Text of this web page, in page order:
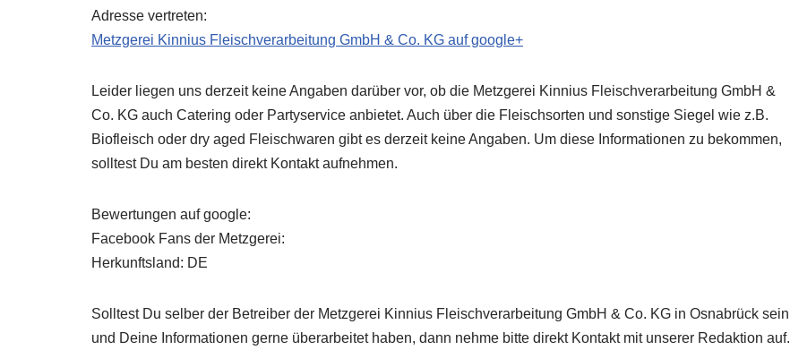
Adresse vertreten:
Metzgerei Kinnius Fleischverarbeitung GmbH & Co. KG auf google+
Leider liegen uns derzeit keine Angaben darüber vor, ob die Metzgerei Kinnius Fleischverarbeitung GmbH &
Co. KG auch Catering oder Partyservice anbietet. Auch über die Fleischsorten und sonstige Siegel wie z.B.
Biofleisch oder dry aged Fleischwaren gibt es derzeit keine Angaben. Um diese Informationen zu bekommen,
solltest Du am besten direkt Kontakt aufnehmen.
Bewertungen auf google:
Facebook Fans der Metzgerei:
Herkunftsland: DE
Solltest Du selber der Betreiber der Metzgerei Kinnius Fleischverarbeitung GmbH & Co. KG in Osnabrück sein
und Deine Informationen gerne überarbeitet haben, dann nehme bitte direkt Kontakt mit unserer Redaktion auf.